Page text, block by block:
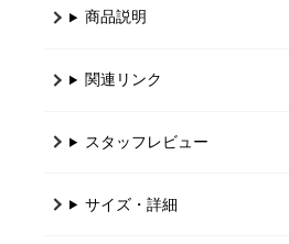
商品説明
関連リンク
スタッフレビュー
サイズ・詳細